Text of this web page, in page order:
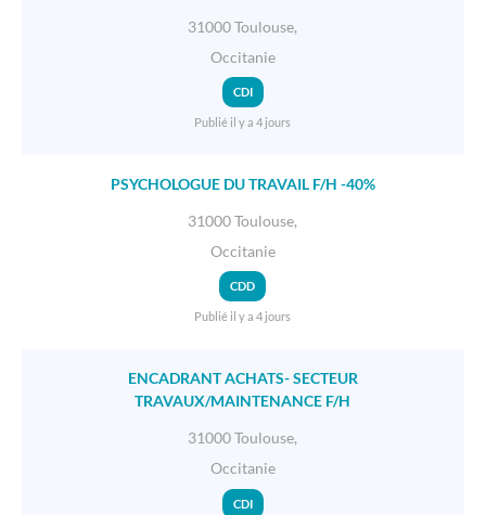
31000 Toulouse,
Occitanie
CDI
Publié il y a 4 jours
PSYCHOLOGUE DU TRAVAIL F/H -40%
31000 Toulouse,
Occitanie
CDD
Publié il y a 4 jours
ENCADRANT ACHATS- SECTEUR
TRAVAUX/MAINTENANCE F/H
31000 Toulouse,
Occitanie
CDI